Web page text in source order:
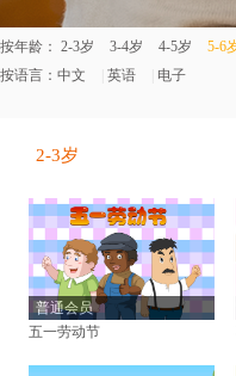
按年龄： 2-3岁 3-4岁 4-5岁
5-6
按语言： 中文 英语 电子
2-3岁
普通会员
五一劳动节